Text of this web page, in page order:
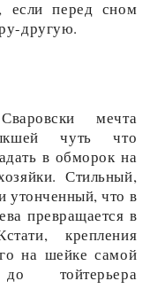
если перед сном
другую.
мечта
чуть что
в обморок на
Стильный,
утонченный, что в
превращается в
крепления
на шейке самой
тойтерьера